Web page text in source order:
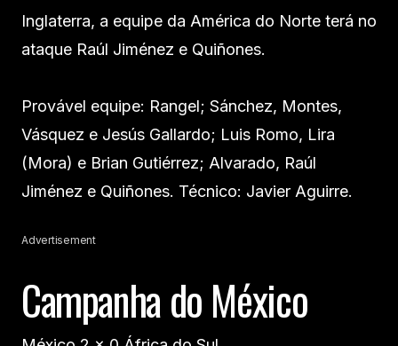
Inglaterra, a equipe da América do Norte terá no
ataque Raúl Jiménez e Quiñones.
Provável equipe: Rangel; Sánchez, Montes,
Vásquez e Jesús Gallardo; Luis Romo, Lira
(Mora) e Brian Gutiérrez; Alvarado, Raúl
Jiménez e Quiñones. Técnico: Javier Aguirre.
Advertisement
Campanha do México